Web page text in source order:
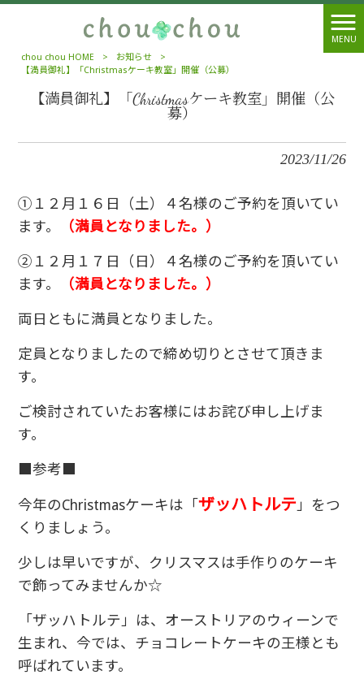
MENU
chou chou HOME
> お知らせ
>
【満員御礼】「Christmasケーキ教室」開催（公募）
【満員御礼】「Christmasケーキ教室」開催（公
募）
2023/11/26
①１２月１６日（土）４名様のご予約を頂いてい
ます。
（満員となりました。）
②１２月１７日（日）４名様のご予約を頂いてい
ます。
（満員となりました。）
両日ともに満員となりました。
定員となりましたので締め切りとさせて頂きま
す。
ご検討されていたお客様にはお詫び申し上げま
す。
■参考■
今年のChristmasケーキは「ザッハトルテ」をつ
くりましょう。
少しは早いですが、クリスマスは手作りのケーキ
で飾ってみませんか☆
「ザッハトルテ」 は、オーストリアのウィーンで
生まれ、今では、チョコレートケーキの王様とも
呼ばれています。